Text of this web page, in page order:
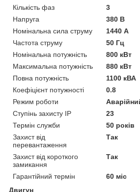
Кількість фаз
3
Напруга
380 В
Номінальна сила струму
1440 А
Частота струму
50 Гц
Номінальна потужність
800 кВт
Максимальна потужність
880 кВт
Повна потужність
1100 кВА
Коефіцієнт потужності
0.8
Режим роботи
Ступінь захисту IP
23
Термін служби
50 років
Захист від
перевантаження
Так
Захист від короткого
замикання
Так
Гарантійний термін
60 міс
Двигун